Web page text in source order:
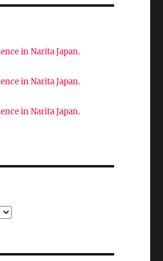
in Narita Japan.
in Narita Japan.
in Narita Japan.